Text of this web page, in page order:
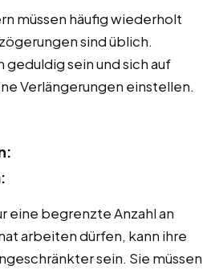
müssen häufig wiederholt
sind üblich.
geduldig sein und sich auf
Verlängerungen einstellen.
eine begrenzte Anzahl an
arbeiten dürfen, kann ihre
sein. Sie müssen